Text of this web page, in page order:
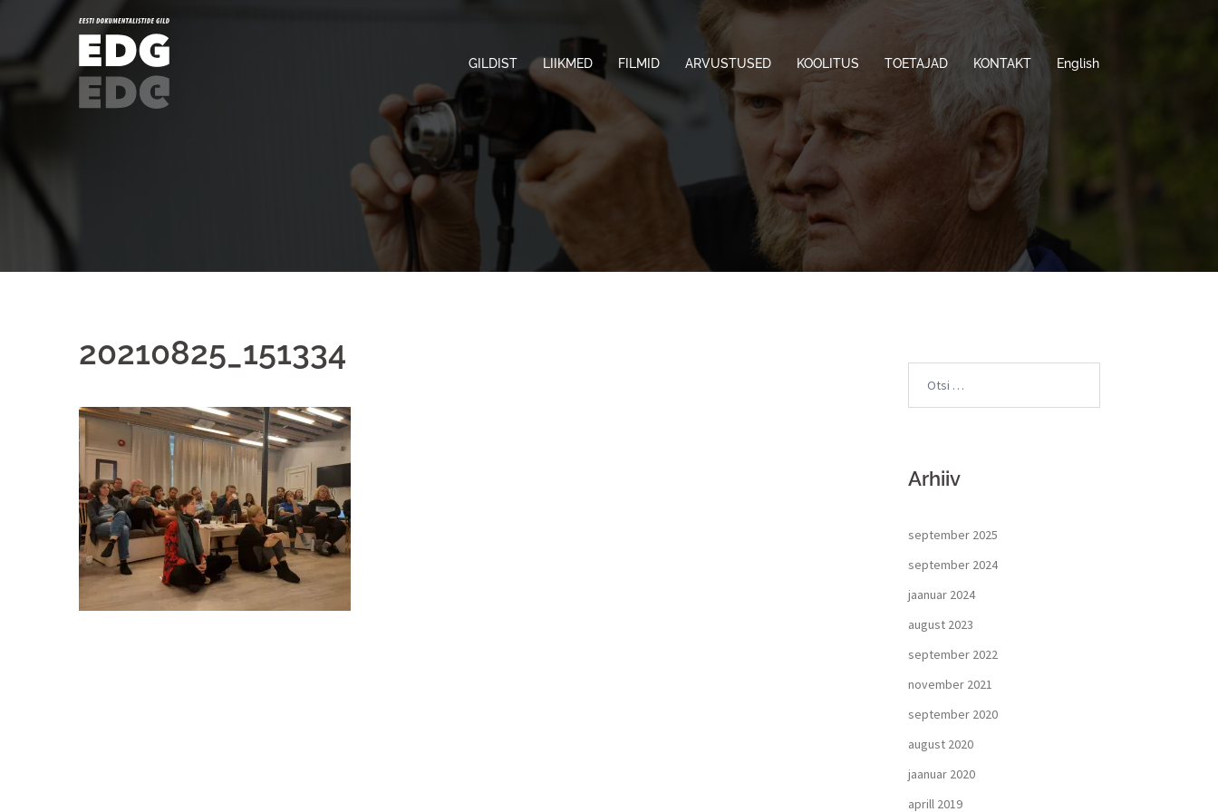
GILDIST LIIKMED FILMID ARVUSTUSED KOOLITUS TOETAJAD KONTAKT English
20210825_151334
Arhiiv
september 2025
september 2024
jaanuar 2024
august 2023
september 2022
november 2021
september 2020
august 2020
jaanuar 2020
aprill 2019